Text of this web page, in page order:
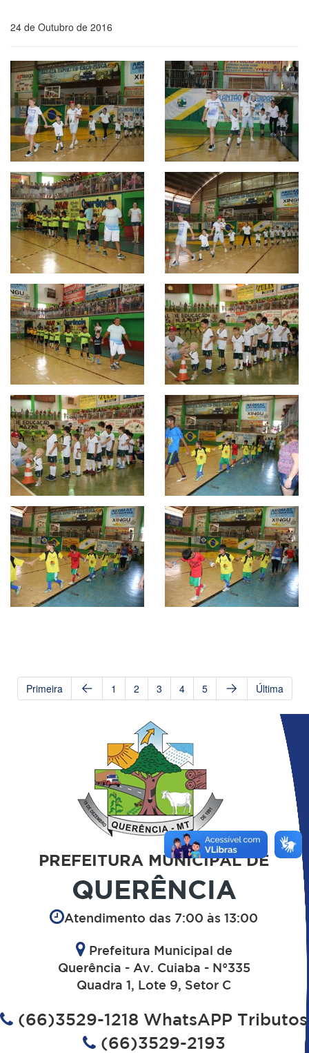
24 de Outubro de 2016
Primeira 1 2 3 4 5 Última
PREFEITURA MUNICIPAL DE
QUERÊNCIA
Atendimento das 7:00 às 13:00
Prefeitura Municipal de
Querência - Av. Cuiaba - N°335
Quadra 1, Lote 9, Setor C
(66)3529-1218 WhatsAPP Tributos
(66)3529-2193